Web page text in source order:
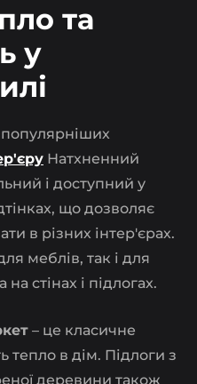
та
у
Натхненний
і доступний у
що дозволяє
в різних інтер'єрах.
меблів, так і для
стінах і підлогах.
– це класичне
тепло в дім. Підлоги з
деревини також